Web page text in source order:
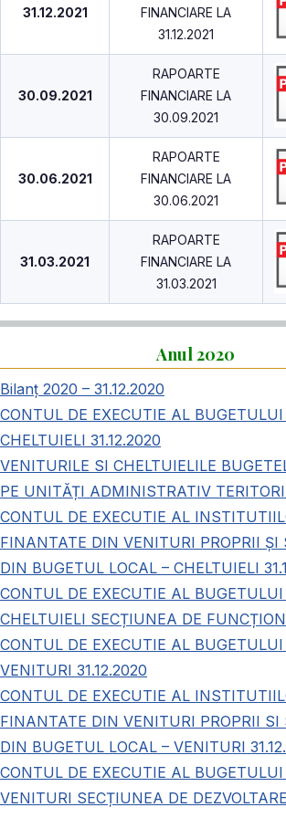
31.12.2021
FINANCIARE LA
31.12.2021
30.09.2021
RAPOARTE
FINANCIARE LA
30.09.2021
30.06.2021
RAPOARTE
FINANCIARE LA
30.06.2021
31.03.2021
RAPOARTE
FINANCIARE LA
31.03.2021
Anul 2020
Bilanț 2020 – 31.12.2020
CONTUL DE EXECUTIE AL BUGETULUI
CHELTUIELI 31.12.2020
VENITURILE SI CHELTUIELILE
PE UNITĂȚI ADMINISTRATIV
CONTUL DE EXECUTIE AL
FINANTATE DIN VENITURI PROPRII ȘI
DIN BUGETUL LOCAL – CHELTUIELI
CONTUL DE EXECUTIE AL BUGETULUI
CHELTUIELI SECȚIUNEA DE
CONTUL DE EXECUTIE AL BUGETULUI
VENITURI 31.12.2020
CONTUL DE EXECUTIE AL
FINANTATE DIN VENITURI PROPRII SI
DIN BUGETUL LOCAL – VENITURI
CONTUL DE EXECUTIE AL BUGETULUI
VENITURI SECȚIUNEA DE